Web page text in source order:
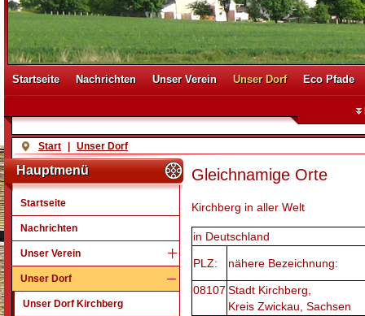
Startseite Nachrichten Unser Verein Unser Dorf Eco Pfade
Start Unser Dorf
Hauptmenü
Startseite
Nachrichten
Unser Verein
Unser Dorf
Unser Dorf Kirchberg
Gleichnamige Orte
Kirchberg in aller Welt
in Deutschland
PLZ: nähere Bezeichnung:
08107 Stadt Kirchberg,
Kreis Zwickau, Sachsen